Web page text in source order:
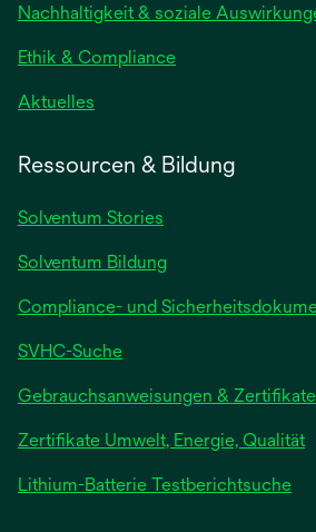
Nachhaltigkeit & soziale
Ethik & Compliance
Aktuelles
Ressourcen & Bildung
Solventum Stories
Solventum Bildung
Compliance- und
SVHC-Suche
Gebrauchsanweisungen & Zertifikate
Zertifikate Umwelt, Energie, Qualität
Lithium-Batterie Testberichtsuchewird